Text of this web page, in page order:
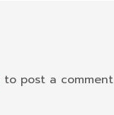
to post a